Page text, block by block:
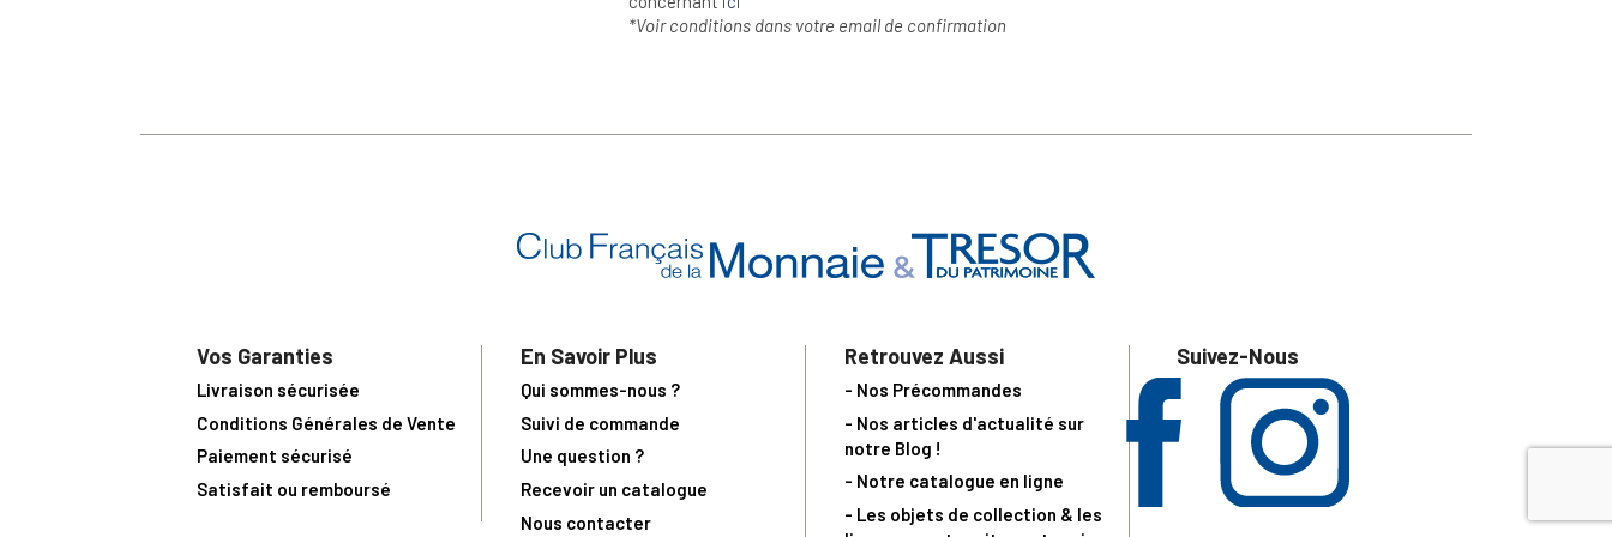
*Voir conditions dans votre email de confirmation
Vos Garanties
Livraison sécurisée
Conditions Générales de Vente
Paiement sécurisé
Satisfait ou remboursé
En Savoir Plus
Qui sommes-nous ?
Suivi de commande
Une question ?
Recevoir un catalogue
Nous contacter
Retrouvez Aussi
- Nos Précommandes
- Nos articles d'actualité sur
notre Blog !
- Notre catalogue en ligne
- Les objets de collection & les
Suivez-Nous